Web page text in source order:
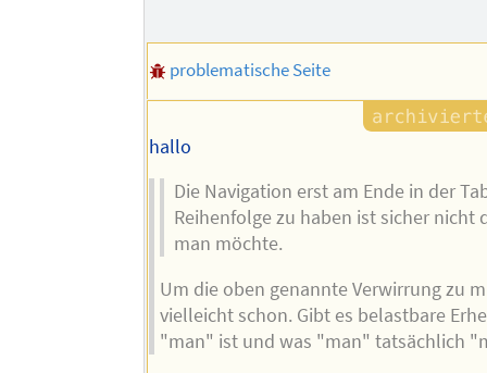
problematische Seite
hallo
Die Navigation erst am Ende in der
Reihenfolge zu haben ist sicher nicht
man möchte.
Um die oben genannte Verwirrung zu
vielleicht schon. Gibt es belastbare
"man" ist und was "man" tatsächlich